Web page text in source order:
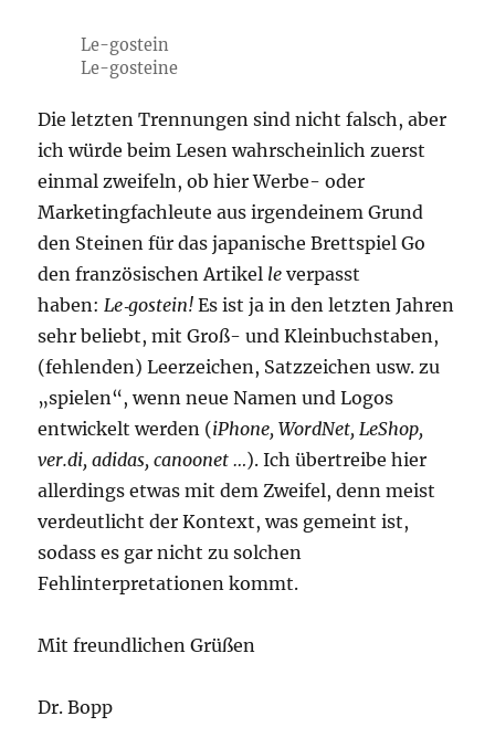
Le-gostein
Le-gosteine
Die letzten Trennungen sind nicht falsch, aber
ich würde beim Lesen wahrscheinlich zuerst
einmal zweifeln, ob hier Werbe- oder
Marketingfachleute aus irgendeinem Grund
den Steinen für das japanische Brettspiel Go
den französischen Artikel le verpasst
haben: Le‑gostein! Es ist ja in den letzten Jahren
sehr beliebt, mit Groß- und Kleinbuchstaben,
(fehlenden) Leerzeichen, Satzzeichen usw. zu
„spielen“, wenn neue Namen und Logos
entwickelt werden (iPhone, WordNet, LeShop,
ver.di, adidas, canoonet …). Ich übertreibe hier
allerdings etwas mit dem Zweifel, denn meist
verdeutlicht der Kontext, was gemeint ist,
sodass es gar nicht zu solchen
Fehlinterpretationen kommt.
Mit freundlichen Grüßen
Dr. Bopp